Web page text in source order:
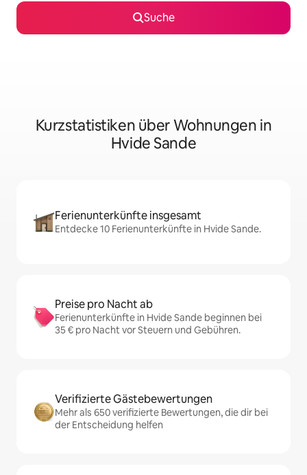
Suche
Kurzstatistiken über Wohnungen in
Hvide Sande
Ferienunterkünfte insgesamt
Entdecke 10 Ferienunterkünfte in Hvide Sande.
Preise pro Nacht ab
Ferienunterkünfte in Hvide Sande beginnen bei
35 € pro Nacht vor Steuern und Gebühren.
Verifizierte Gästebewertungen
Mehr als 650 verifizierte Bewertungen, die dir bei
der Entscheidung helfen